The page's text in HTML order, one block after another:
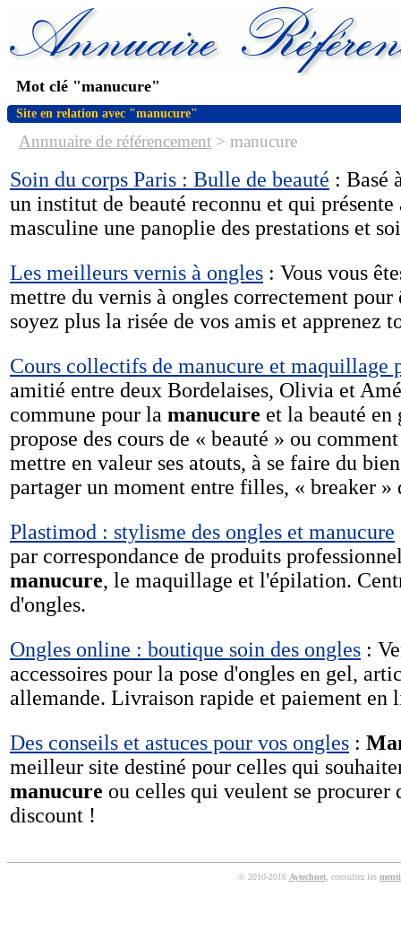
Mot clé "manucure"
Site en relation avec "manucure"
Annnuaire de référencement > manucure
Soin du corps Paris : Bulle de beauté : Basé
un institut de beauté reconnu et qui
masculine une panoplie des prestations et
Les meilleurs vernis à ongles : Vous vous
mettre du vernis à ongles correctement
soyez plus la risée de vos amis et apprenez
Cours collectifs de manucure et maquillage
amitié entre deux Bordelaises, Olivia et
commune pour la manucure et la beauté
propose des cours de « beauté » ou
mettre en valeur ses atouts, à se faire du
partager un moment entre filles, « breaker »
Plastimod : stylisme des ongles et manucure
par correspondance de produits
manucure, le maquillage et l'épilation.
d'ongles.
Ongles online : boutique soin des ongles :
accessoires pour la pose d'ongles en gel,
allemande. Livraison rapide et paiement en
Des conseils et astuces pour vos ongles :
meilleur site destiné pour celles qui
manucure ou celles qui veulent se
discount !
© 2010-2016 Aytechnet, consultez les